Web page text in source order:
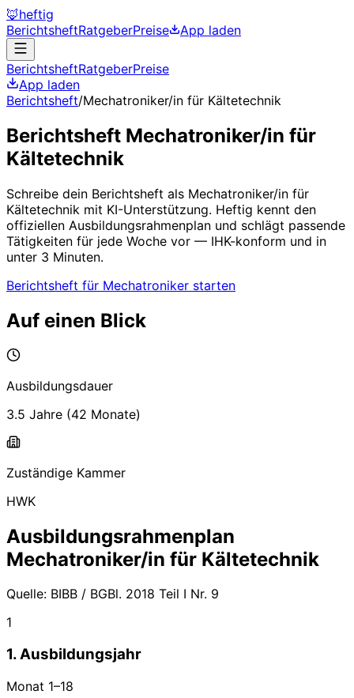
🦊heftig
BerichtsheftRatgeberPreise App laden
BerichtsheftRatgeberPreise
App laden
Berichtsheft/Mechatroniker/in für Kältetechnik
Berichtsheft Mechatroniker/in für
Kältetechnik
Schreibe dein Berichtsheft als Mechatroniker/in für
Kältetechnik mit KI-Unterstützung. Heftig kennt den
offiziellen Ausbildungsrahmenplan und schlägt passende
Tätigkeiten für jede Woche vor — IHK-konform und in
unter 3 Minuten.
Berichtsheft für Mechatroniker starten
Auf einen Blick
Ausbildungsdauer
3.5 Jahre (42 Monate)
Zuständige Kammer
HWK
Ausbildungsrahmenplan
Mechatroniker/in für Kältetechnik
Quelle: BIBB / BGBl. 2018 Teil I Nr. 9
1
1. Ausbildungsjahr
Monat 1–18